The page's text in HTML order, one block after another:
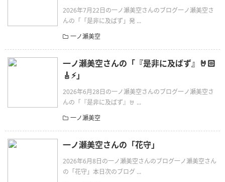
2026年7月22日の一ノ瀬美空さんのブログ一ノ瀬美空さ
んの「「是非に及ばず」発 ...
一ノ瀬美空
一ノ瀬美空さんの「『是非に及ばず』🤘🏻
🎸⚡︎」
2026年6月28日の一ノ瀬美空さんのブログ一ノ瀬美空さ
んの「『是非に及ばず』🤘 ...
一ノ瀬美空
一ノ瀬美空さんの「花守」
2026年6月8日の一ノ瀬美空さんのブログ一ノ瀬美空さん
の「花守」本日次のブログ ...